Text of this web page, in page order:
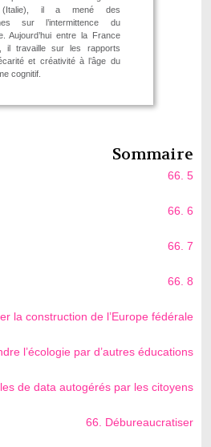
(Italie), il a mené des
sur l’intermittence du
Aujourd’hui entre la France
il travaille sur les rapports
et créativité à l’âge du
cognitif.
Sommaire
66. 5
66. 6
66. 7
66. 8
la construction de l’Europe fédérale
l’écologie par d’autres éducations
de data autogérés par les citoyens
66. Débureaucratiser